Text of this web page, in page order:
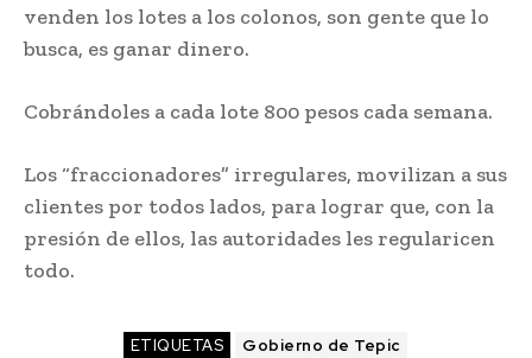
venden los lotes a los colonos, son gente que lo
busca, es ganar dinero.
Cobrándoles a cada lote 800 pesos cada semana.
Los “fraccionadores” irregulares, movilizan a sus
clientes por todos lados, para lograr que, con la
presión de ellos, las autoridades les regularicen
todo.
ETIQUETAS
Gobierno de Tepic